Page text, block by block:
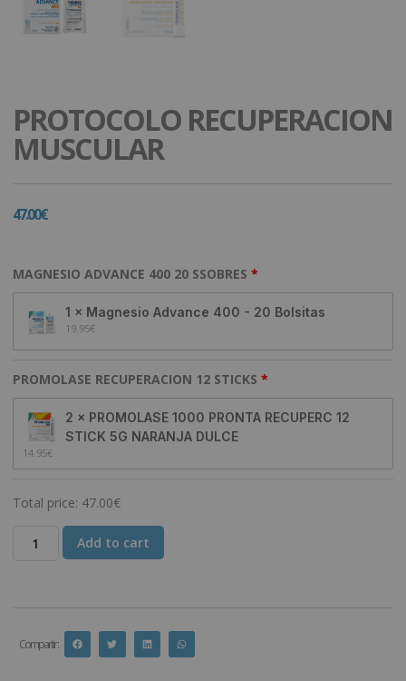
PROTOCOLO RECUPERACION
MUSCULAR
47.00€
MAGNESIO ADVANCE 400 20 SSOBRES
1 × Magnesio Advance 400 - 20 Bolsitas
19.95€
PROMOLASE RECUPERACION 12 STICKS
2 × PROMOLASE 1000 PRONTA RECUPERC 12
STICK 5G NARANJA DULCE
14.95€
Total price: 47.00€
Add to cart
Compartir :